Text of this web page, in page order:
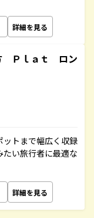
詳細を見る
Ｐｌａｔ ロン
ットまで幅広く収録
たい旅行者に最適な
詳細を見る